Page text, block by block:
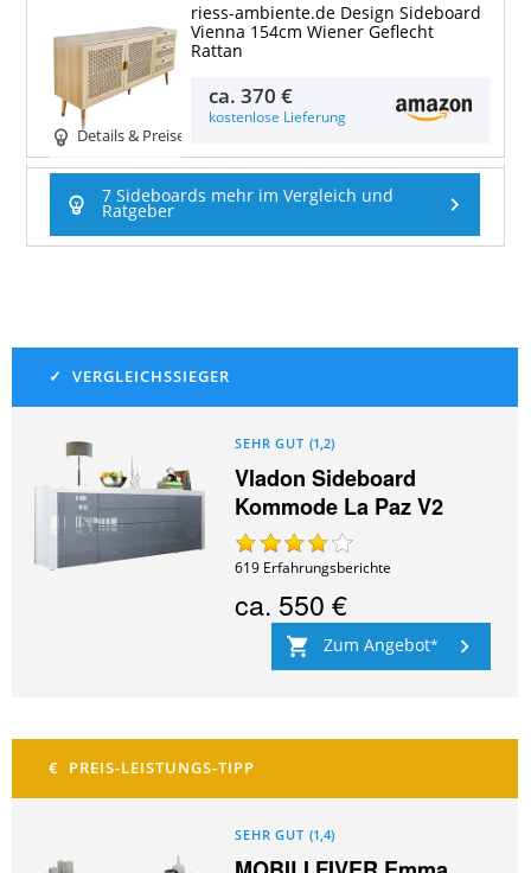
Details & Preise
riess-ambiente.de Design Sideboard
Vienna 154cm Wiener Geflecht
Rattan
ca.370 €
kostenlose Lieferung
7 Sideboards mehr im Vergleich und
Ratgeber
SEHR GUT (1,2)
Vladon Sideboard
Kommode La Paz V2
619 Erfahrungsberichte
ca. 550 €
Zum Angebot
SEHR GUT (1,4)